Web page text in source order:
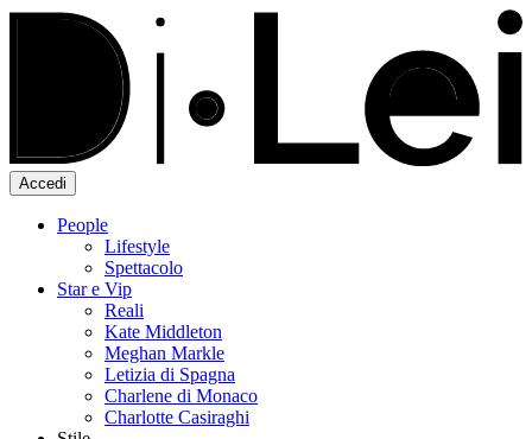
Accedi
People
Lifestyle
Spettacolo
Star e Vip
Reali
Kate Middleton
Meghan Markle
Letizia di Spagna
Charlene di Monaco
Charlotte Casiraghi